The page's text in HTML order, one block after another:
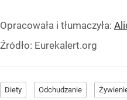
Opracowała i tłumaczyła:
Źródło: Eurekalert.org
Diety Odchudzanie